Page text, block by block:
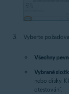
Vyberte
Všechny
Vybrané
nebo disky.
otestování.